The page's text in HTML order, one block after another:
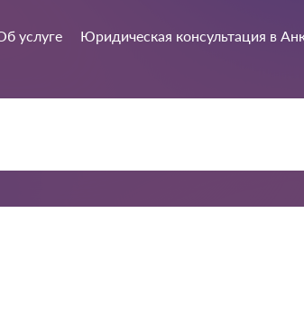
услуге Юридическая консультация в